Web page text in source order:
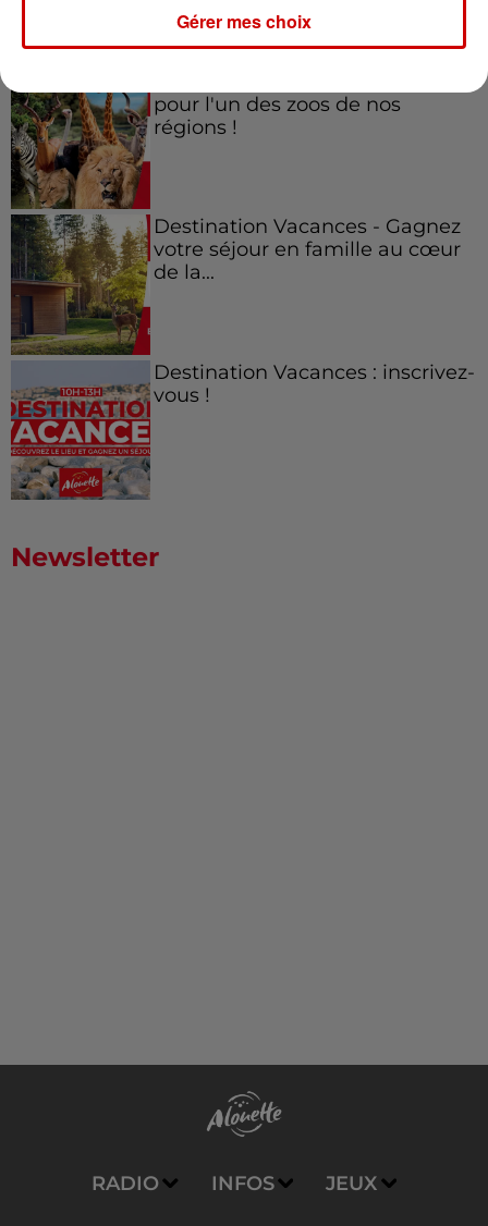
pour l'un des zoos de nos
régions !
Destination Vacances - Gagnez
votre séjour en famille au cœur
de la...
Destination Vacances : inscrivez-
vous !
Newsletter
RADIO INFOS JEUX
Gérer mes choix